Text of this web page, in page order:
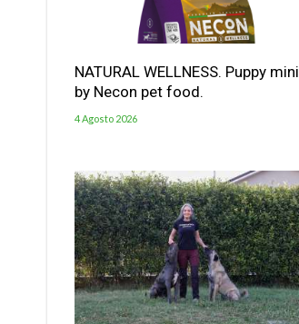
NATURAL WELLNESS. Puppy mini
by Necon pet food.
4 Agosto 2026